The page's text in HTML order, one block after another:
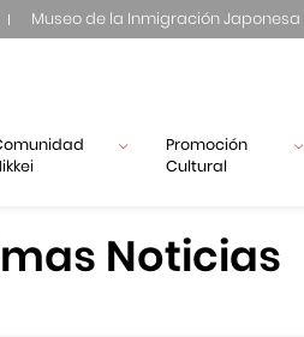
Museo de la Inmigración Japonesa
Promoción
Cultural
Noticias